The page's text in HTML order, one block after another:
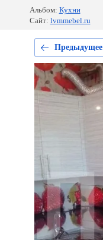
Альбом: Кухни
Сайт: lvmmebel.ru
Предыдущее